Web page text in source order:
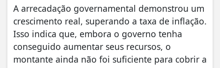
A arrecadação governamental demonstrou um
crescimento real, superando a taxa de inflação.
Isso indica que, embora o governo tenha
conseguido aumentar seus recursos, o
montante ainda não foi suficiente para cobrir a